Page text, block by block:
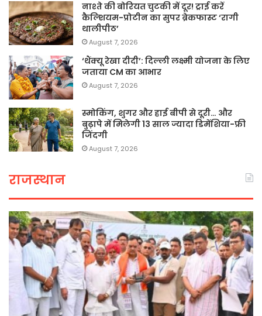
नाश्ते की बोरियत चुटकी में दूर! ट्राई करें
कैल्शियम-प्रोटीन का सुपर ब्रेकफास्ट ‘रागी
थालीपीठ’
August 7, 2026
‘थैंक्यू रेखा दीदी’: दिल्ली लक्ष्मी योजना के लिए
जताया CM का आभार
August 7, 2026
स्मोकिंग, शुगर और हाई बीपी से दूरी… और
बुढ़ापे में मिलेगी 13 साल ज्यादा डिमेंशिया-फ्री
जिंदगी
August 7, 2026
राजस्थान